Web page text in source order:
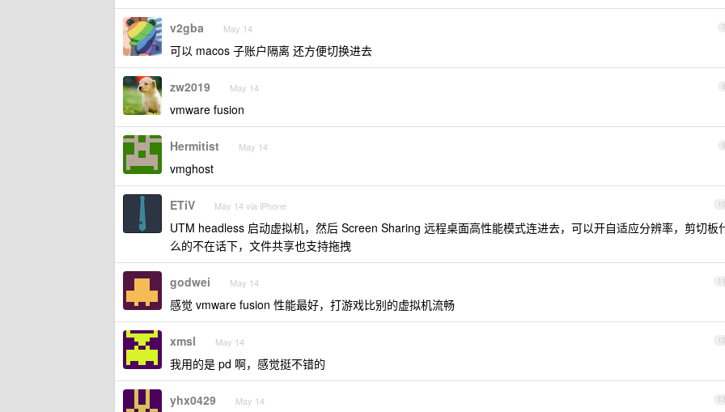
7
v2gba May 14
可以 macos 子账户隔离 还方便切换进去
8
zw2019 May 14
vmware fusion
9
Hermitist May 14
vmghost
10
ETiV May 14 via iPhone
UTM headless 启动虚拟机，然后 Screen Sharing 远程桌面高性能模式连进去，可以开自适应分辨率，剪切板
么的不在话下，文件共享也支持拖拽
11
godwei May 14
感觉 vmware fusion 性能最好，打游戏比别的虚拟机流畅
12
xmsl May 14
我用的是 pd 啊，感觉挺不错的
13
yhx0429 May 14